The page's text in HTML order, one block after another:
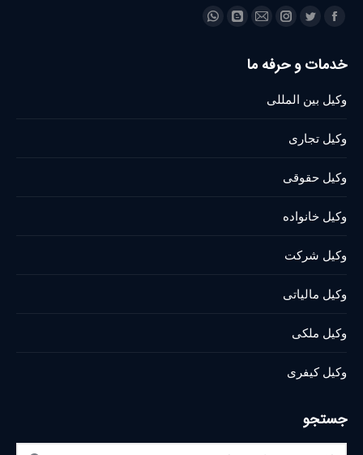
Find us on:
Facebook
opens
new
window
Twitter
opens
new
window
Instagram
opens
new
Mail
opens
Blogger
Whatsapp
خدمات و حرفه ما
وکیل بین المللی
وکیل تجاری
وکیل حقوقی
وکیل خانواده
وکیل شرکت
وکیل مالیاتی
وکیل ملکی
وکیل کیفری
جستجو